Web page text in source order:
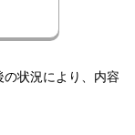
状況により、内容